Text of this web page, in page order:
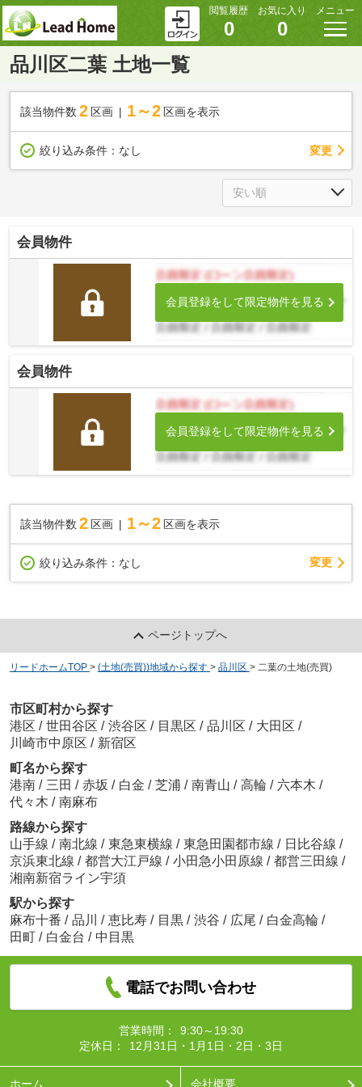
閲覧履歴
0
お気に入り
0
メニュー
品川区二葉 土地一覧
該当物件数 2 区画 1～2 区画を表示
絞り込み条件： なし 変更
会員物件
会員登録をして限定物件を見る
会員物件
会員登録をして限定物件を見る
該当物件数 2 区画 1～2 区画を表示
絞り込み条件： なし 変更
ページトップへ
リードホームTOP > (土地(売買))地域から探す > 品川区 > 二葉の土地(売買)
市区町村から探す
港区 / 世田谷区 / 渋谷区 / 目黒区 / 品川区 / 大田区 /
川崎市中原区 / 新宿区
町名から探す
港南 / 三田 / 赤坂 / 白金 / 芝浦 / 南青山 / 高輪 / 六本木 /
代々木 / 南麻布
路線から探す
山手線 / 南北線 / 東急東横線 / 東急田園都市線 / 日比谷線 /
京浜東北線 / 都営大江戸線 / 小田急小田原線 / 都営三田線 /
湘南新宿ライン宇須
駅から探す
麻布十番 / 品川 / 恵比寿 / 目黒 / 渋谷 / 広尾 / 白金高輪 /
田町 / 白金台 / 中目黒
電話でお問い合わせ
営業時間：
9:30～19:30
定休日：
12月31日・1月1日・2日・3日
ホーム 会社概要